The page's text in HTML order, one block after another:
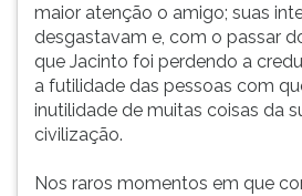
maior atenção o amigo; suas
desgastavam e, com o passar
que Jacinto foi perdendo a
a futilidade das pessoas com
inutilidade de muitas coisas da
civilização.
Nos raros momentos em que